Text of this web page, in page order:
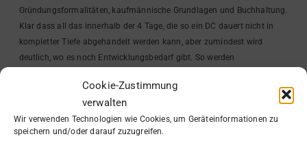
Cookie-Zustimmung
verwalten
Wir verwenden Technologien wie Cookies, um Geräteinformationen zu
speichern und/oder darauf zuzugreifen.
Gründungsformalitäten, kaufmännische Grundlagen und Buchhaltung.
Klar dass all das innerhalb der 4 Tage, die so ein DC dauert nicht in
kompletter Tiefe abgehandelt werden kann, aber zumindest wird
deutlich, wo es noch Entwicklungsbedarf gibt. So werden
Über diese Seminare habe ich mich in diesem Jahr sehr gefreut und
freue mich auch im nächsten Jahr wieder zahlreiche Gründer:innen
auf ihrem Weg in die Selbstständigkeit zu begleiten.